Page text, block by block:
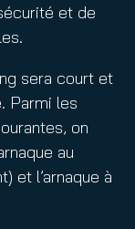
et de
sera court et
Parmi les
on
au
et l’arnaque à